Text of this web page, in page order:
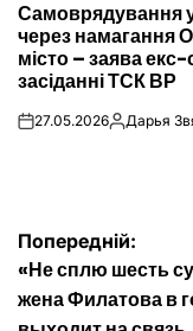
У
Самоврядування
через намагання
місто – заява
засіданні ТСК ВР
on27.05.2026 Дарья
записів
Попередній:
«Не сплю шесть
жена Филатова в